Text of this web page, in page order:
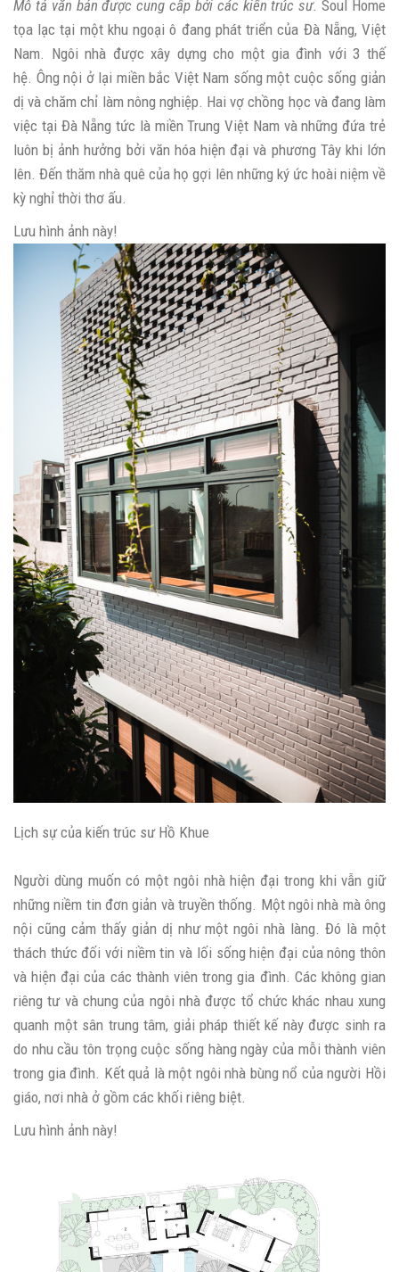
Mô tả văn bản được cung cấp bởi các kiến ​​trúc sư.Soul Home
tọa lạc tại một khu ngoại ô đang phát triển của Đà Nẵng, Việt
Nam. Ngôi nhà được xây dựng cho một gia đình với 3 thế
hệ. Ông nội ở lại miền bắc Việt Nam sống một cuộc sống giản
dị và chăm chỉ làm nông nghiệp. Hai vợ chồng học và đang làm
việc tại Đà Nẵng tức là miền Trung Việt Nam và những đứa trẻ
luôn bị ảnh hưởng bởi văn hóa hiện đại và phương Tây khi lớn
lên. Đến thăm nhà quê của họ gợi lên những ký ức hoài niệm về
kỳ nghỉ thời thơ ấu.
Lưu hình ảnh này!
Lịch sự của kiến ​​trúc sư Hồ Khue
Người dùng muốn có một ngôi nhà hiện đại trong khi vẫn giữ
những niềm tin đơn giản và truyền thống. Một ngôi nhà mà ông
nội cũng cảm thấy giản dị như một ngôi nhà làng. Đó là một
thách thức đối với niềm tin và lối sống hiện đại của nông thôn
và hiện đại của các thành viên trong gia đình. Các không gian
riêng tư và chung của ngôi nhà được tổ chức khác nhau xung
quanh một sân trung tâm, giải pháp thiết kế này được sinh ra
do nhu cầu tôn trọng cuộc sống hàng ngày của mỗi thành viên
trong gia đình. Kết quả là một ngôi nhà bùng nổ của người Hồi
giáo, nơi nhà ở gồm các khối riêng biệt.
Lưu hình ảnh này!